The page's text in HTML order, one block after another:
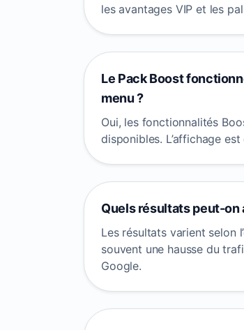
les avantages VIP et les
Le Pack Boost
menu ?
Oui, les fonctionnalités
disponibles. L’affichage
Quels résultats peut-on
Les résultats varient selon
souvent une hausse du
Google.